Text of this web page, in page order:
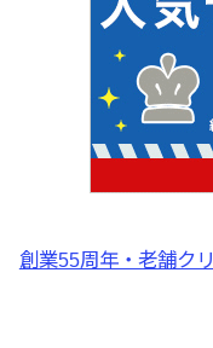
創業55周年・老舗ク